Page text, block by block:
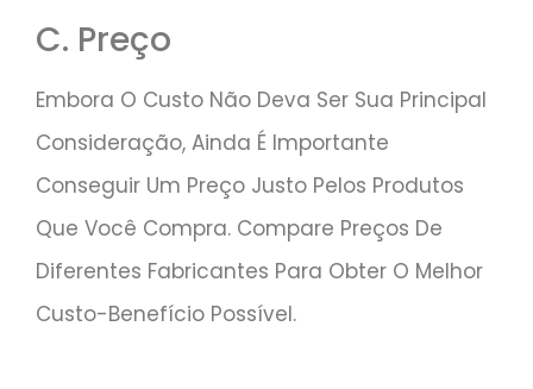
C. Preço
Embora O Custo Não Deva Ser Sua Principal
Consideração, Ainda É Importante
Conseguir Um Preço Justo Pelos Produtos
Que Você Compra. Compare Preços De
Diferentes Fabricantes Para Obter O Melhor
Custo-Benefício Possível.